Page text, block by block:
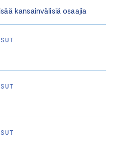
kansainvälisiä osaajia